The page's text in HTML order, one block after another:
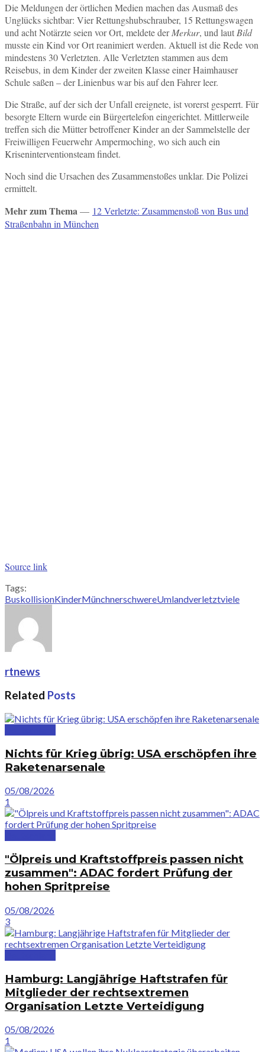
Die Meldungen der örtlichen Medien machen das Ausmaß des
Unglücks sichtbar: Vier Rettungshubschrauber, 15 Rettungswagen
und acht Notärzte seien vor Ort, meldete derMerkur, und laut Bild
musste ein Kind vor Ort reanimiert werden. Aktuell ist die Rede von
mindestens 30 Verletzten. Alle Verletzten stammen aus dem
Reisebus, in dem Kinder der zweiten Klasse einer Haimhauser
Schule saßen – der Linienbus war bis auf den Fahrer leer.
Die Straße, auf der sich der Unfall ereignete, ist vorerst gesperrt. Für
besorgte Eltern wurde ein Bürgertelefon eingerichtet. Mittlerweile
treffen sich die Mütter betroffener Kinder an der Sammelstelle der
Freiwilligen Feuerwehr Ampermoching, wo sich auch ein
Kriseninterventionsteam findet.
Noch sind die Ursachen des Zusammenstoßes unklar. Die Polizei
ermittelt.
Mehr zum Thema— 12 Verletzte: Zusammenstoß von Bus und
Straßenbahn in München
Source link
Tags:
BuskollisionKinderMünchnerschwereUmlandverletztviele
rtnews
Related Posts
Nichts für Krieg übrig: USA erschöpfen ihre
Raketenarsenale
05/08/2026
1
"Ölpreis und Kraftstoffpreis passen nicht
zusammen": ADAC fordert Prüfung der
hohen Spritpreise
05/08/2026
3
Hamburg: Langjährige Haftstrafen für
Mitglieder der rechtsextremen
Organisation Letzte Verteidigung
05/08/2026
1